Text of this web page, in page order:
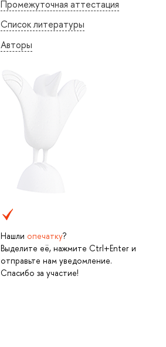
Промежуточная аттестация
Список литературы
Авторы
Нашли опечатку?
Выделите её, нажмите Ctrl+Enter и
отправьте нам уведомление.
Спасибо за участие!